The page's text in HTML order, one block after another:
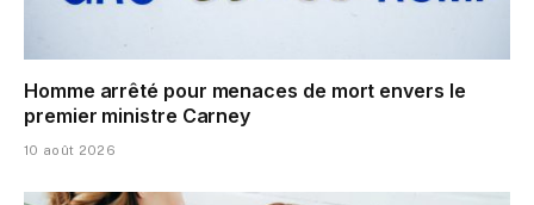
Homme arrêté pour menaces de mort envers le
premier ministre Carney
10 août 2026